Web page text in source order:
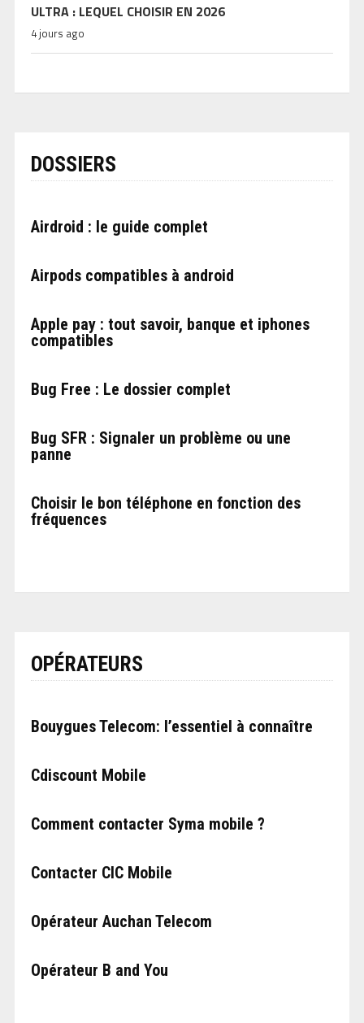
ULTRA : LEQUEL CHOISIR EN 2026
4 jours ago
DOSSIERS
Airdroid : le guide complet
Airpods compatibles à android
Apple pay : tout savoir, banque et iphones
compatibles
Bug Free : Le dossier complet
Bug SFR : Signaler un problème ou une
panne
Choisir le bon téléphone en fonction des
fréquences
OPÉRATEURS
Bouygues Telecom: l’essentiel à connaître
Cdiscount Mobile
Comment contacter Syma mobile ?
Contacter CIC Mobile
Opérateur Auchan Telecom
Opérateur B and You